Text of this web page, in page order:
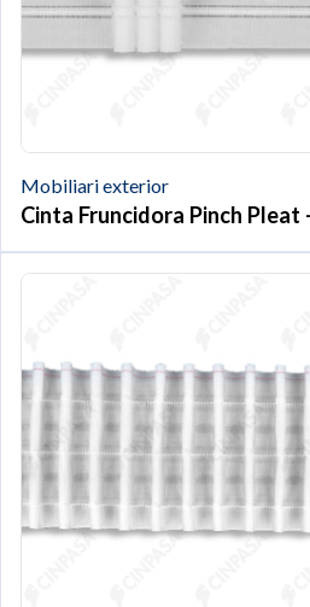
Mobiliari exterior
Cinta Fruncidora Pinch Pleat